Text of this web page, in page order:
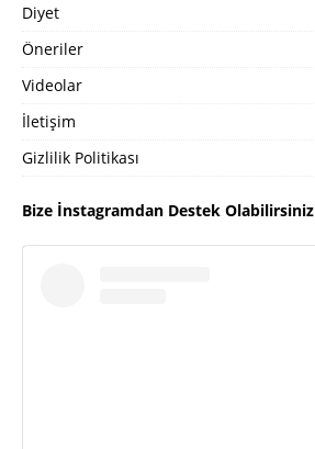
Diyet
Öneriler
Videolar
İletişim
Gizlilik Politikası
Bize İnstagramdan Destek Olabilirsiniz